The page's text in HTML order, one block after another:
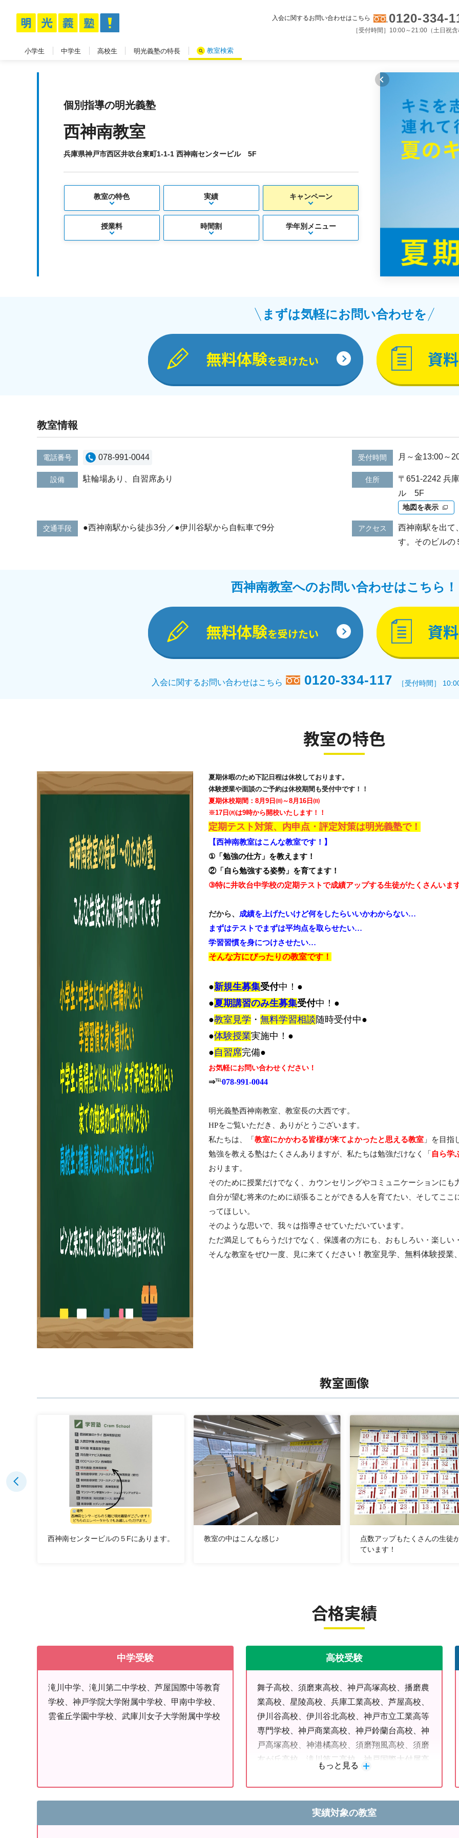
入会に関するお問い合わせはこちら 0120-334-
［受付時間］10:00～21:00（土日祝
高校生
中学生
小学生 明光義塾の特長 教室検索
個別指導の明光義塾
西神南教室
兵庫県神戸市西区井吹台東町1-1-1 西神南センタービル 5F
教室の特色 実績 キャンペーン
授業料 時間割 学年別メニュー
まずは気軽にお問い合わせを
無料体験を受けたい 資料
教室情報
電話番号 078-991-0044 受付時間 月～金13:00～
設備 駐輪場あり、自習席あり 住所
〒651-2242 兵
ル 5F
地図を表示
交通手段 ●西神南駅から徒歩3分／●伊川谷駅から自転車で9分 アクセス
西神南駅を出て
す。そのビルの
西神南教室へのお問い合わせはこちら！
無料体験を受けたい 資料
入会に関するお問い合わせはこちら 0120-334-117 ［受付時間］
教室の特色
夏期休暇のため下記日程は休校しております。
体験授業や面談のご予約は休校期間も受付中です！！
夏期休校期間：8月9日㈰～8月16日㈰
※17日㈪は9時から開校いたします！！
定期テスト対策、内申点・評定対策は明光義塾で！
【西神南教室はこんな教室です！】
① 「勉強の仕方」を教えます！
②「自ら勉強する姿勢」を育てます！
③特に井吹台中学校の定期テストで成績アップする生徒がたくさんいま
だから、 成績を上げたいけど何をしたらいいかわからない…
まずはテストでまずは平均点を取らせたい…
学習習慣を身につけさせたい…
そんな方にぴったりの教室です！
●新規生募集受付中！●
●夏期講習のみ生募集受付中！●
●教室見学 ・無料学習相談随時受付中●
●体験授業実施中！●
●自習席完備●
お気軽にお問い合わせください！
⇒℡078-991-0044
明光義塾西神南教室、教室長の大西です。
HPをご覧いただき、ありがとうございます。
私たちは、「教室にかかわる皆様が来てよかったと思える教室 」を目指
勉強を教える塾はたくさんありますが、私たちは勉強だけなく「 自ら学
おります。
そのために授業だけでなく、カウンセリングやコミュニケーションにも
自分が望む将来のために頑張ることができる人を育てたい、そしてこ
ってほしい。
そのような思いで、我々は指導させていただいています。
ただ満足してもらうだけでなく、保護者の方にも、おもしろい・楽し
そんな教室をぜひ一度、見に来てください！教室見学、無料体験授業
教室画像
西神南センタービルの５Fにあります。 教室の中はこんな感じ♪
点数アップもたくさんの生徒
ています！
合格実績
高校受験
舞子高校、須磨東高校、神戸高塚高校、播磨農
業高校、星陵高校、兵庫工業高校、芦屋高校、
伊川谷高校、伊川谷北高校、神戸市立工業高等
専門学校、神戸商業高校、神戸鈴蘭台高校、神
戸高塚高校、神港橘高校、須磨翔風高校、須磨
友が丘高校、滝川第二高校、神戸国際大付属高
校、京都成章高校、芦屋学園高校、育英高校、
岡山学芸館高校、神戸学院大学附属高校、神戸
星城高校、神戸常盤女子高校、神戸野田高校、
もっと見る
中学受験
滝川中学、滝川第二中学校、芦屋国際中等教育
学校、神戸学院大学附属中学校、甲南中学校、
雲雀丘学園中学校、武庫川女子大学附属中学校
実績対象の教室